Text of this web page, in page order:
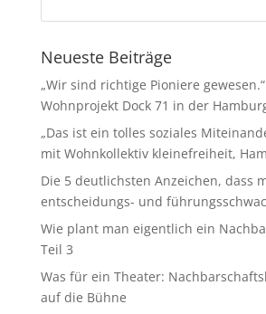
Neueste Beiträge
„Wir sind richtige Pioniere gewesen.“
Wohnprojekt Dock 71 in der
„Das ist ein tolles soziales
mit Wohnkollektiv kleinefreiheit,
Die 5 deutlichsten Anzeichen, dass
entscheidungs- und
Wie plant man eigentlich ein
Teil 3
Was für ein Theater:
auf die Bühne